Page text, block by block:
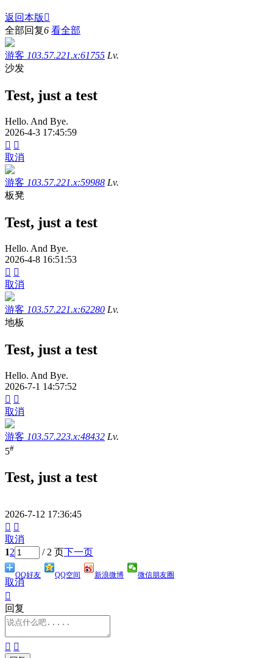
返回本版 
全部回复6 看全部
游客 103.57.221.x:61755 Lv.
沙发
Test, just a test
Hello. And Bye.
2026-4-3 17:45:59
 
取消
游客 103.57.221.x:59988 Lv.
板凳
Test, just a test
Hello. And Bye.
2026-4-8 16:51:53
 
取消
游客 103.57.221.x:62280 Lv.
地板
Test, just a test
Hello. And Bye.
2026-7-1 14:57:52
 
取消
游客 103.57.223.x:48432 Lv.
5#
Test, just a test
2026-7-12 17:36:45
 
取消
12 / 2 页下一页
QQ好友 QQ空间 新浪微博 微信朋友圈
取消

回复
 